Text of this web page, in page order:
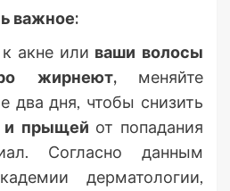
важное:
акне или ваши волосы
жирнеют,меняйте
два дня, чтобы снизить
и прыщей от попадания
Согласно данным
дерматологии,